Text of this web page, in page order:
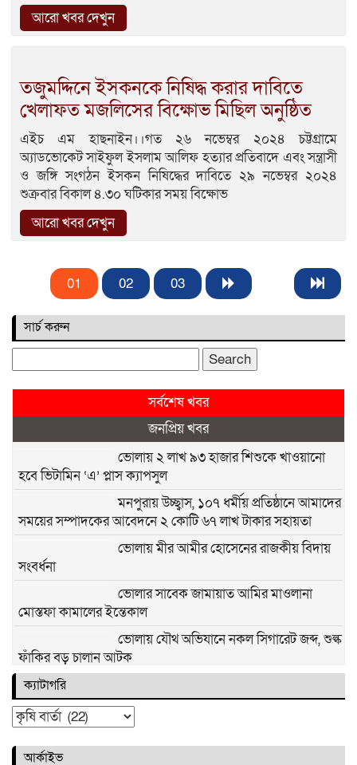
আরো খবর দেখুন
তজুমদ্দিনে ইসকনকে নিষিদ্ধ করার দাবিতে
খেলাফত মজলিসের বিক্ষোভ মিছিল অনুষ্ঠিত
এইচ এম হাছনাইন।।গত ২৬ নভেম্বর ২০২৪ চট্টগ্রামে
অ্যাডভোকেট সাইফুল ইসলাম আলিফ হত্যার প্রতিবাদে এবং সন্ত্রাসী
ও জঙ্গি সংগঠন ইসকন নিষিদ্ধের দাবিতে ২৯ নভেম্বর ২০২৪
শুক্রবার বিকাল ৪.৩০ ঘটিকার সময় বিক্ষোভ
আরো খবর দেখুন
01 02 03
সার্চ করুন
for:
সর্বশেষ খবর
জনপ্রিয় খবর
ভোলায় ২ লাখ ৯৩ হাজার শিশুকে খাওয়ানো
হবে ভিটামিন ‘এ’ প্লাস ক্যাপসুল
মনপুরায় উচ্ছ্বাস, ১০৭ ধর্মীয় প্রতিষ্ঠানে আমাদের
সময়ের সম্পাদকের আবেদনে ২ কোটি ৬৭ লাখ টাকার সহায়তা
ভোলায় মীর আমীর হোসেনের রাজকীয় বিদায়
সংবর্ধনা
ভোলার সাবেক জামায়াত আমির মাওলানা
মোস্তফা কামালের ইন্তেকাল
ভোলায় যৌথ অভিযানে নকল সিগারেট জব্দ, শুল্ক
ফাঁকির বড় চালান আটক
যুবক আটক
ভোলায় নদীর তীব্র ভাঙ্গনে ভিটেমাটি হারানোর
ক্যাটাগরি
ক্যাটাগরি
আর্কাইভ